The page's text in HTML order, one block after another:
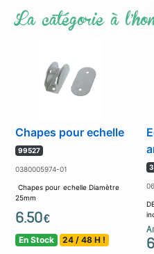
La catégorie à
Chapes pour echelle
99527
0380005974-01
Chapes pour echelle Diamètre
25mm
6.50€
En Stock 24 / 48 H !